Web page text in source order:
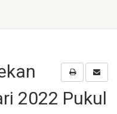
2022 Pukul